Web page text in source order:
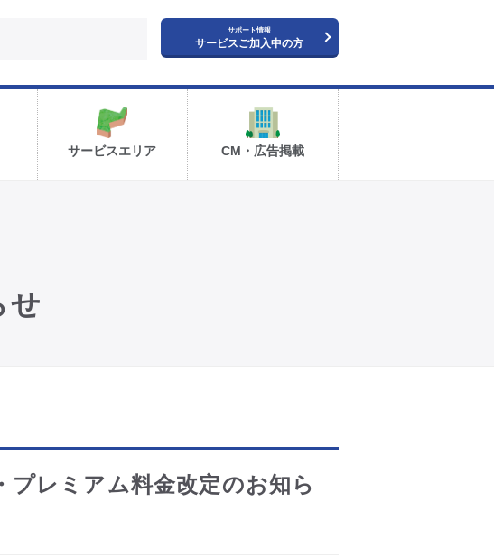
サポート情報
サービスご加入中の方
サービスエリア CM・広告掲載
せ
レミアム料金改定のお知ら